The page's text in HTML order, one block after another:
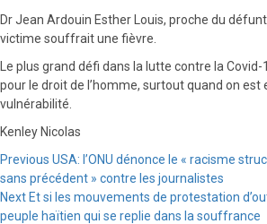
Dr Jean Ardouin Esther Louis, proche du
victime souffrait une fièvre.
Le plus grand défi dans la lutte contre la
pour le droit de l’homme, surtout quand on est
vulnérabilité.
Kenley Nicolas
Continue
Reading
Previous USA: l’ONU dénonce le « racisme
sans précédent » contre les journalistes
Next Et si les mouvements de protestation
peuple haïtien qui se replie dans la souffrance